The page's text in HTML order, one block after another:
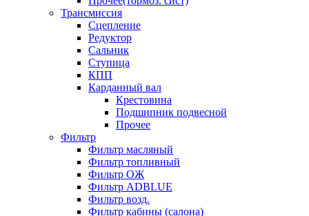
Трансмиссия
Сцепление
Редуктор
Сальник
Ступица
КПП
Карданный вал
Крестовина
Подшипник подвесной
Прочее
Фильтр
Фильтр масляный
Фильтр топливный
Фильтр ОЖ
Фильтр ADBLUE
Фильтр возд.
Фильтр кабины (салона)